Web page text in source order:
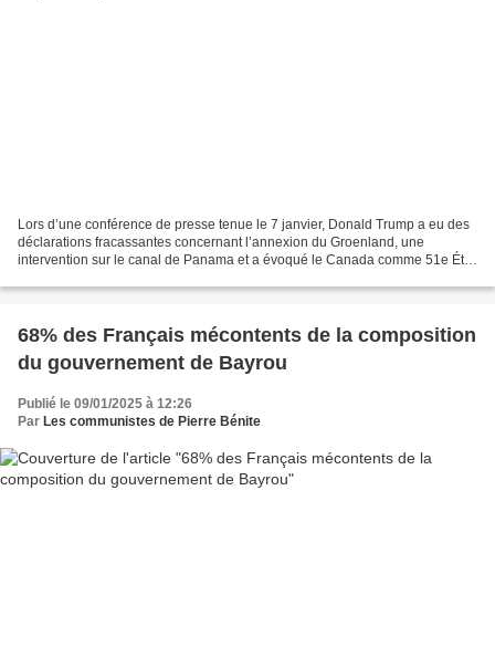
Lors d’une conférence de presse tenue le 7 janvier, Donald Trump a eu des
déclarations fracassantes concernant l’annexion du Groenland, une
intervention sur le canal de Panama et a évoqué le Canada comme 51e État
68% des Français mécontents de la composition
du gouvernement de Bayrou
Publié le 09/01/2025 à 12:26
Par Les communistes de Pierre Bénite